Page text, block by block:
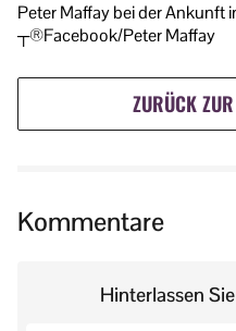
Peter Maffay bei der Ankunft
┬®Facebook/Peter Maffay
ZURÜCK
Kommentare
Hinterlassen